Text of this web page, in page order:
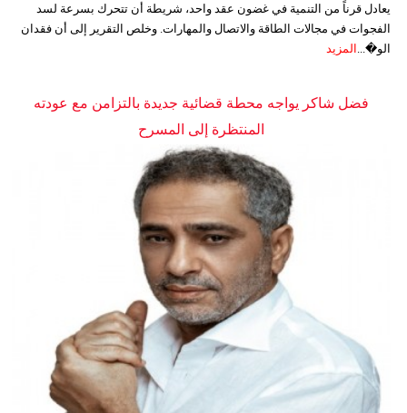
يعادل قرناً من التنمية في غضون عقد واحد، شريطة أن تتحرك بسرعة لسد
الفجوات في مجالات الطاقة والاتصال والمهارات. وخلص التقرير إلى أن فقدان
الو�...
المزيد
فضل شاكر يواجه محطة قضائية جديدة بالتزامن مع عودته
المنتظرة إلى المسرح